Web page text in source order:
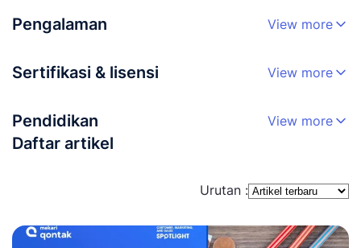
Pengalaman View more
Sertifikasi & lisensi View more
Pendidikan View more
Daftar artikel
Urutan :